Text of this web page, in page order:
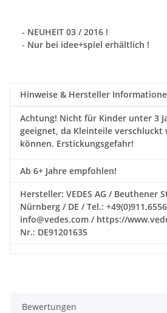
- NEUHEIT 03 / 2016 !
- Nur bei idee+spiel erhältlich !
Hinweise & Hersteller
Achtung! Nicht für Kinder unter 3
geeignet, da Kleinteile verschluckt
können. Erstickungsgefahr!
Ab 6+ Jahre empfohlen!
Hersteller: VEDES AG / Beuthener
Nürnberg / DE / Tel.:
info@vedes.com / https://
Nr.: DE91201635
Bewertungen